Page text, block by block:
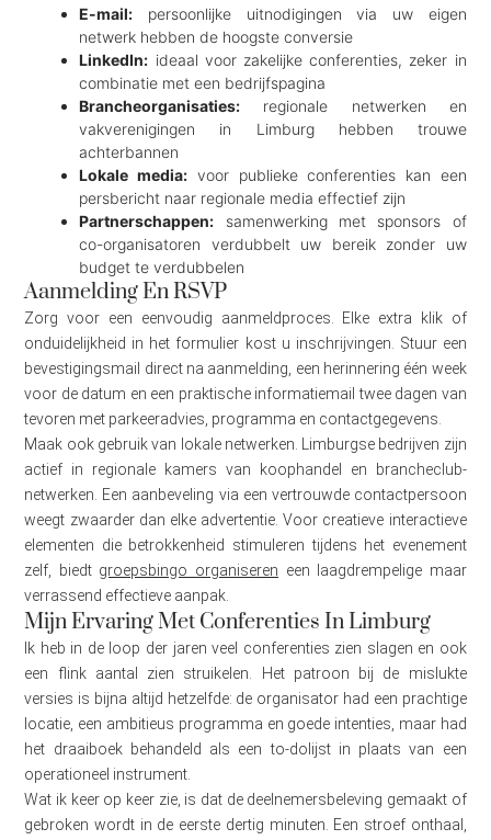
E-mail: persoonlijke uitnodigingen via uw eigen
netwerk hebben de hoogste conversie
LinkedIn: ideaal voor zakelijke conferenties, zeker in
combinatie met een bedrijfspagina
Brancheorganisaties: regionale netwerken en
vakverenigingen in Limburg hebben trouwe
achterbannen
Lokale media: voor publieke conferenties kan een
persbericht naar regionale media effectief zijn
Partnerschappen: samenwerking met sponsors of
co-organisatoren verdubbelt uw bereik zonder uw
budget te verdubbelen
Aanmelding En RSVP
Zorg voor een eenvoudig aanmeldproces. Elke extra klik of
onduidelijkheid in het formulier kost u inschrijvingen. Stuur een
bevestigingsmail direct na aanmelding, een herinnering één week
voor de datum en een praktische informatiemail twee dagen van
tevoren met parkeeradvies, programma en contactgegevens.
Maak ook gebruik van lokale netwerken. Limburgse bedrijven zijn
actief in regionale kamers van koophandel en brancheclub-
netwerken. Een aanbeveling via een vertrouwde contactpersoon
weegt zwaarder dan elke advertentie. Voor creatieve interactieve
elementen die betrokkenheid stimuleren tijdens het evenement
zelf, biedt groepsbingo organiseren een laagdrempelige maar
verrassend effectieve aanpak.
Mijn Ervaring Met Conferenties In Limburg
Ik heb in de loop der jaren veel conferenties zien slagen en ook
een flink aantal zien struikelen. Het patroon bij de mislukte
versies is bijna altijd hetzelfde: de organisator had een prachtige
locatie, een ambitieus programma en goede intenties, maar had
het draaiboek behandeld als een to-dolijst in plaats van een
operationeel instrument.
Wat ik keer op keer zie, is dat de deelnemersbeleving gemaakt of
gebroken wordt in de eerste dertig minuten. Een stroef onthaal,